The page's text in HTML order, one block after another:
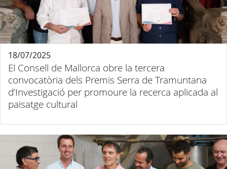
El Consell de Mallorca obre la tercera
convocatòria dels Premis Serra de Tramuntana
d’Investigació per promoure la recerca aplicada al
paisatge cultural
18/07/2025